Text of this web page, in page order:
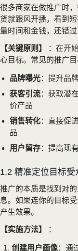
很多商家在做推广时
货就跟风开播，看到
量时间和金钱，还错
【关键原则】
：在开
心目标。常见的推广目
品牌曝光：提升品
获客引流：获取潜
价产品
销售转化：直接促
品
用户留存：提高现
1.2 精准定位目标
推广的本质是找到对
息。如果连你的目标
产生效果。
【实施方法】 ：
创建用户画像：通